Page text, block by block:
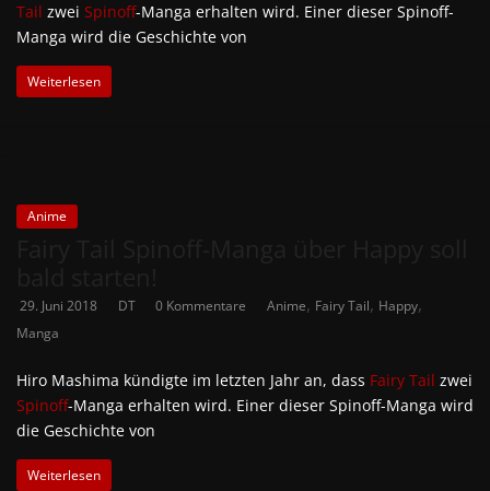
Tail zwei Spinoff-Manga erhalten wird. Einer dieser Spinoff-
Manga wird die Geschichte von
Weiterlesen
Anime
29. Juni 2018 DT 0 Kommentare Anime, Fairy Tail, Happy,
Manga
Hiro Mashima kündigte im letzten Jahr an, dass Fairy Tail zwei
Spinoff-Manga erhalten wird. Einer dieser Spinoff-Manga wird
die Geschichte von
Weiterlesen